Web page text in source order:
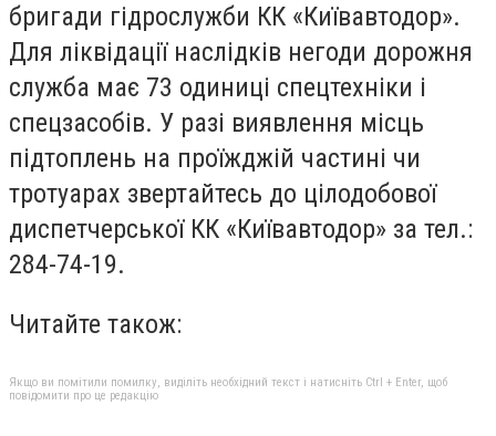
бригади гідрослужби КК «Київавтодор».
Для ліквідації наслідків негоди дорожня
служба має 73 одиниці спецтехніки і
спецзасобів. У разі виявлення місць
підтоплень на проїжджій частині чи
тротуарах звертайтесь до цілодобової
диспетчерської КК «Київавтодор» за тел.:
284-74-19.
Читайте також:
Якщо ви помітили помилку, виділіть необхідний текст і натисніть Ctrl + Enter, щоб
повідомити про це редакцію